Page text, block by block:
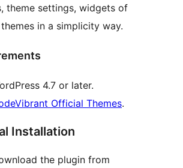
theme settings, widgets of
in a simplicity way.
4.7 or later.
Official Themes.
Installation
the plugin from